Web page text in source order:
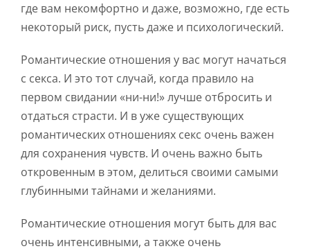
где вам некомфортно и даже, возможно, где есть
некоторый риск, пусть даже и психологический.
Романтические отношения у вас могут начаться
с секса. И это тот случай, когда правило на
первом свидании «ни-ни!» лучше отбросить и
отдаться страсти. И в уже существующих
романтических отношениях секс очень важен
для сохранения чувств. И очень важно быть
откровенным в этом, делиться своими самыми
глубинными тайнами и желаниями.
Романтические отношения могут быть для вас
очень интенсивными, а также очень